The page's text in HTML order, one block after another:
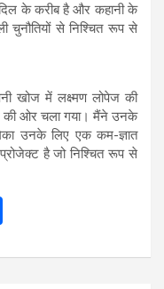
के करीब है और कहानी के
चुनौतियों से निश्चित रूप से
खोज में लक्ष्मण लोपेज की
की ओर चला गया। मैंने उनके
उनके लिए एक कम-ज्ञात
है जो निश्चित रूप से
ar